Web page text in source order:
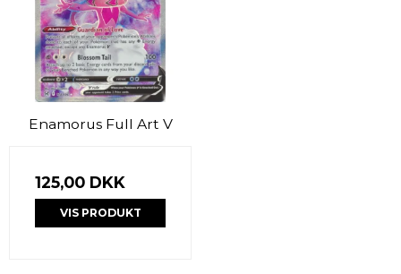
Enamorus Full Art V
125,00 DKK
VIS PRODUKT